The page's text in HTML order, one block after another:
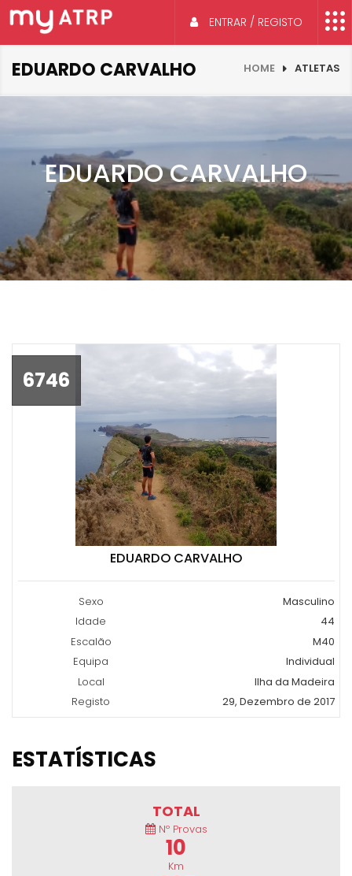
ENTRAR / REGISTO
EDUARDO CARVALHO HOME ATLETAS
EDUARDO CARVALHO
6746
EDUARDO CARVALHO
Sexo
Masculino
Idade
44
Escalão
M40
Equipa
Individual
Local
Ilha da Madeira
Registo
29, Dezembro de 2017
ESTATÍSTICAS
TOTAL
Nº Provas
10
Km